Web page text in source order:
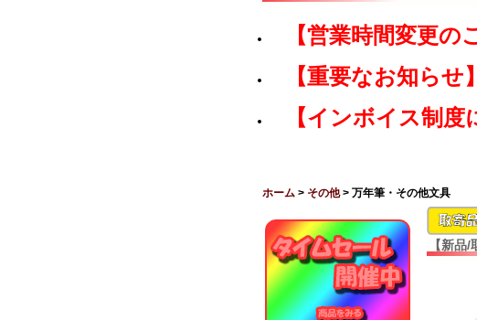
【営業時間変更の
【重要なお知ら
【インボイス制度
ホーム > その他> 万年筆・その他文具
【新品